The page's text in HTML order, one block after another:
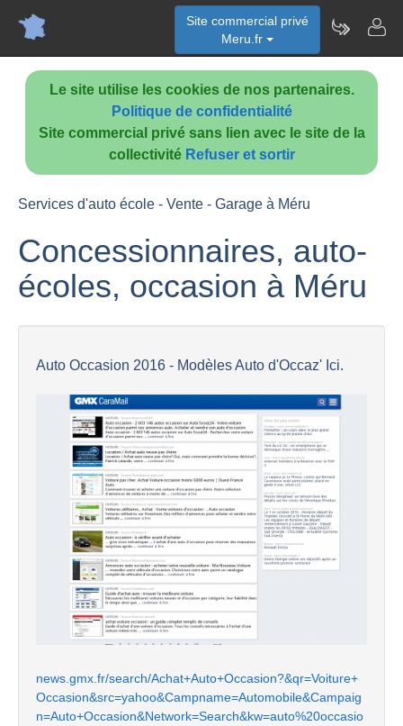
Le site utilise les cookies de nos partenaires.
Politique de confidentialité
Site commercial privé sans lien avec le site de la
collectivité Refuser et sortir
Site commercial privé
Meru.fr
Services d'auto école - Vente - Garage à Méru
Concessionnaires, auto-
écoles, occasion à Méru
Auto Occasion 2016 - Modèles Auto d'Occaz' Ici.
news.gmx.fr/search/Achat+Auto+Occasion?&qr=Voiture+
Occasion&src=yahoo&Campname=Automobile&Campaig
n=Auto+Occasion&Network=Search&kw=auto%20occasio